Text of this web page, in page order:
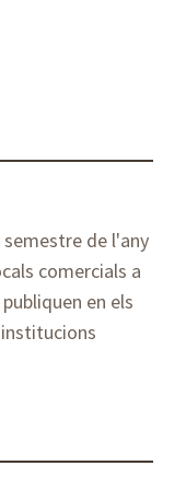
de l'any
comercials a
en els